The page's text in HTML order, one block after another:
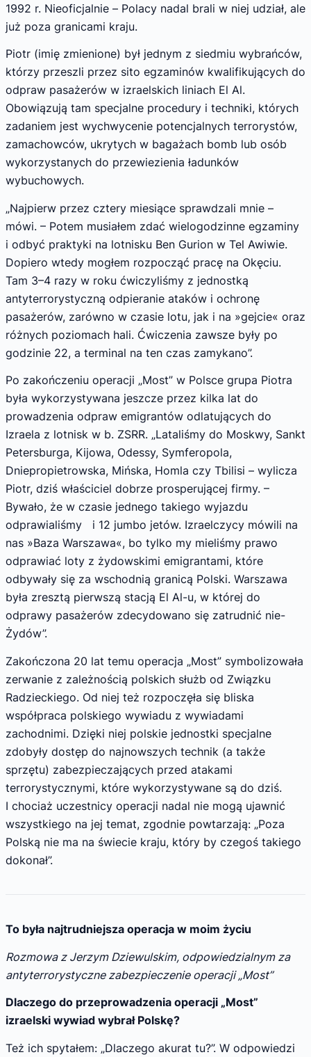
1992 r. Nieoficjalnie – Polacy nadal brali w niej udział, ale
już poza granicami kraju.
Piotr (imię zmienione) był jednym z siedmiu wybrańców,
którzy przeszli przez sito egzaminów kwalifikujących do
odpraw pasażerów w izraelskich liniach El Al.
Obowiązują tam specjalne procedury i techniki, których
zadaniem jest wychwycenie potencjalnych terrorystów,
zamachowców, ukrytych w bagażach bomb lub osób
wykorzystanych do przewiezienia ładunków
wybuchowych.
„Najpierw przez cztery miesiące sprawdzali mnie –
mówi. – Potem musiałem zdać wielogodzinne egzaminy
i odbyć praktyki na lotnisku Ben Gurion w Tel Awiwie.
Dopiero wtedy mogłem rozpocząć pracę na Okęciu.
Tam 3–4 razy w roku ćwiczyliśmy z jednostką
antyterrorystyczną odpieranie ataków i ochronę
pasażerów, zarówno w czasie lotu, jak i na »gejcie« oraz
różnych poziomach hali. Ćwiczenia zawsze były po
godzinie 22, a terminal na ten czas zamykano”.
Po zakończeniu operacji „Most” w Polsce grupa Piotra
była wykorzystywana jeszcze przez kilka lat do
prowadzenia odpraw emigrantów odlatujących do
Izraela z lotnisk w b. ZSRR. „Lataliśmy do Moskwy, Sankt
Petersburga, Kijowa, Odessy, Symferopola,
Dniepropietrowska, Mińska, Homla czy Tbilisi – wylicza
Piotr, dziś właściciel dobrze prosperującej firmy. –
Bywało, że w czasie jednego takiego wyjazdu
odprawialiśmy i 12 jumbo jetów. Izraelczycy mówili na
nas »Baza Warszawa«, bo tylko my mieliśmy prawo
odprawiać loty z żydowskimi emigrantami, które
odbywały się za wschodnią granicą Polski. Warszawa
była zresztą pierwszą stacją El Al-u, w której do
odprawy pasażerów zdecydowano się zatrudnić nie-
Żydów”.
Zakończona 20 lat temu operacja „Most” symbolizowała
zerwanie z zależnością polskich służb od Związku
Radzieckiego. Od niej też rozpoczęła się bliska
współpraca polskiego wywiadu z wywiadami
zachodnimi. Dzięki niej polskie jednostki specjalne
zdobyły dostęp do najnowszych technik (a także
sprzętu) zabezpieczających przed atakami
terrorystycznymi, które wykorzystywane są do dziś.
I chociaż uczestnicy operacji nadal nie mogą ujawnić
wszystkiego na jej temat, zgodnie powtarzają: „Poza
Polską nie ma na świecie kraju, który by czegoś takiego
dokonał”.
To była najtrudniejsza operacja w moim życiu
Rozmowa z Jerzym Dziewulskim, odpowiedzialnym za
antyterrorystyczne zabezpieczenie operacji „Most”
Dlaczego do przeprowadzenia operacji „Most”
izraelski wywiad wybrał Polskę?
Też ich spytałem: „Dlaczego akurat tu?”. W odpowiedzi